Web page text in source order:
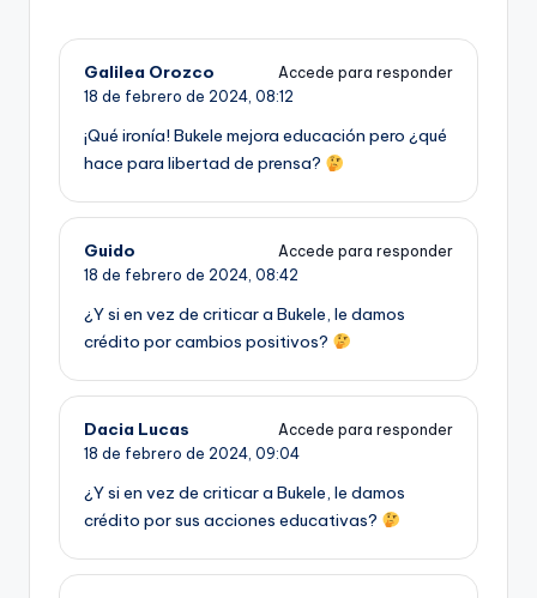
Galilea Orozco
Accede para responder
18 de febrero de 2024, 08:12
¡Qué ironía! Bukele mejora educación pero ¿qué
hace para libertad de prensa?
Guido
Accede para responder
18 de febrero de 2024, 08:42
¿Y si en vez de criticar a Bukele, le damos
crédito por cambios positivos?
Dacia Lucas
Accede para responder
18 de febrero de 2024, 09:04
¿Y si en vez de criticar a Bukele, le damos
crédito por sus acciones educativas?